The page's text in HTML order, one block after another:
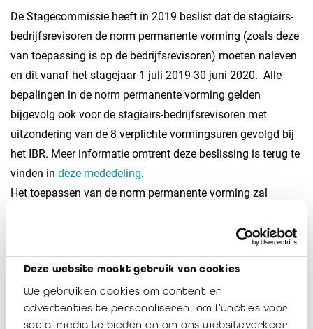
Deze website maakt gebruik van cookies
We gebruiken cookies om content en
advertenties te personaliseren, om functies voor
social media te bieden en om ons websiteverkeer
De Stagecommissie heeft in 2019 beslist dat de stagiairs-
bedrijfsrevisoren de norm permanente vorming (zoals deze
van toepassing is op de bedrijfsrevisoren) moeten naleven
en dit vanaf het stagejaar 1 juli 2019-30 juni 2020. Alle
bepalingen in de norm permanente vorming gelden
bijgevolg ook voor de stagiairs-bedrijfsrevisoren met
uitzondering van de 8 verplichte vormingsuren gevolgd bij
het IBR. Meer informatie omtrent deze beslissing is terug te
vinden in deze mededeling.
Het toepassen van de norm permanente vorming zal
Praktische modaliteiten
Wie?